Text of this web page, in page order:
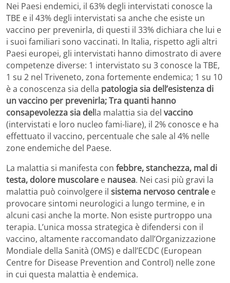
Nei Paesi endemici, il 63% degli intervistati conosce la
TBE e il 43% degli intervistati sa anche che esiste un
vaccino per prevenirla, di questi il 33% dichiara che lui e
i suoi familiari sono vaccinati. In Italia, rispetto agli altri
Paesi europei, gli intervistati hanno dimostrato di avere
competenze diverse: 1 intervistato su 3 conosce la TBE,
1 su 2 nel Triveneto, zona fortemente endemica; 1 su 10
è a conoscenza sia della patologia sia dell’esistenza di
un vaccino per prevenirla; Tra quanti hanno
consapevolezza sia della malattia sia del vaccino
(intervistati e loro nucleo fami-liare), il 2% conosce e ha
effettuato il vaccino, percentuale che sale al 4% nelle
zone endemiche del Paese.
La malattia si manifesta con febbre, stanchezza, mal di
testa, dolore muscolare e nausea. Nei casi più gravi la
malattia può coinvolgere il sistema nervoso centrale e
provocare sintomi neurologici a lungo termine, e in
alcuni casi anche la morte. Non esiste purtroppo una
terapia. L’unica mossa strategica è difendersi con il
vaccino, altamente raccomandato dall’Organizzazione
Mondiale della Sanità (OMS) e dall’ECDC (European
Centre for Disease Prevention and Control) nelle zone
in cui questa malattia è endemica.